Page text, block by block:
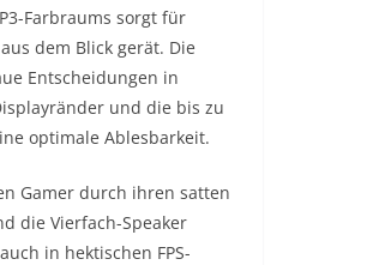
Farbraums sorgt für
dem Blick gerät. Die
Entscheidungen in
und die bis zu
optimale Ablesbarkeit.
Gamer durch ihren satten
die Vierfach-Speaker
in hektischen FPS-